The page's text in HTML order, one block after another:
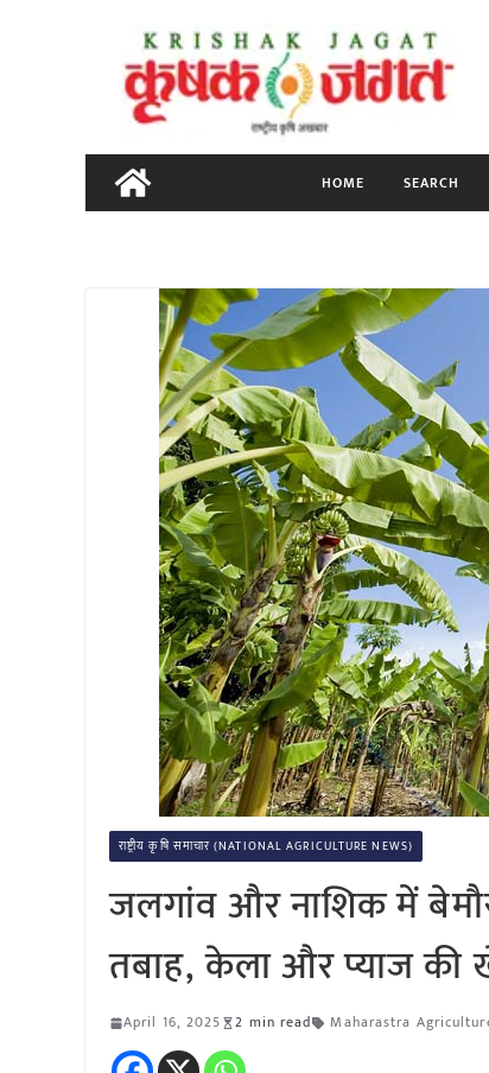
content
HOME SEARCH
राष्ट्रीय कृषि समाचार (NATIONAL AGRICULTURE NEWS)
जलगांव और नाशिक में
तबाह, केला और प्याज की
April 16, 2025 2 min read Maharastra